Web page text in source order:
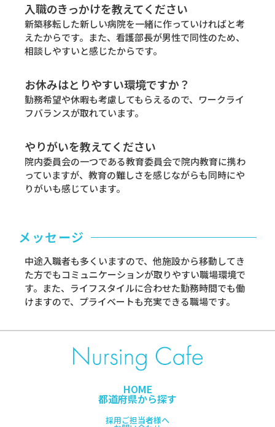
入職のきっかけを教えてください
新築移転した新しい病院を一緒に作っていければと考
えたからです。また、看護部長が男性で同性のため、
相談しやすいと感じたからです。
お休みはとりやすい環境ですか？
勤務希望や休暇も考慮してもらえるので、ワークライ
フバランスが取れています。
やりがいを教えてください
院内委員会の一つである教育委員会で院内教育に携わ
っていますが、教育の難しさを感じながらも同時にや
りがいも感じています。
メッセージ
中途入職者も多くいますので、他施設から移動してき
た方でもコミュニケーションが取りやすい職場環境で
す。また、ライフスタイルに合わせた勤務時間でも働
けますので、プライベートも充実できる職場です。
HOME
都道府県から探す
採用ご担当者様へ